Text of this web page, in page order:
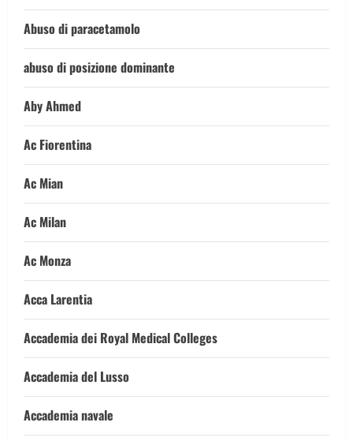
Abuso di paracetamolo
abuso di posizione dominante
Aby Ahmed
Ac Fiorentina
Ac Mian
Ac Milan
Ac Monza
Acca Larentia
Accademia dei Royal Medical Colleges
Accademia del Lusso
Accademia navale